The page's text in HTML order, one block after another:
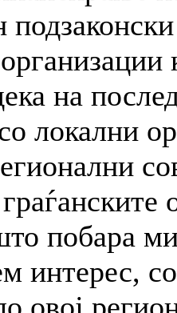
на
локални
побара
интерес,